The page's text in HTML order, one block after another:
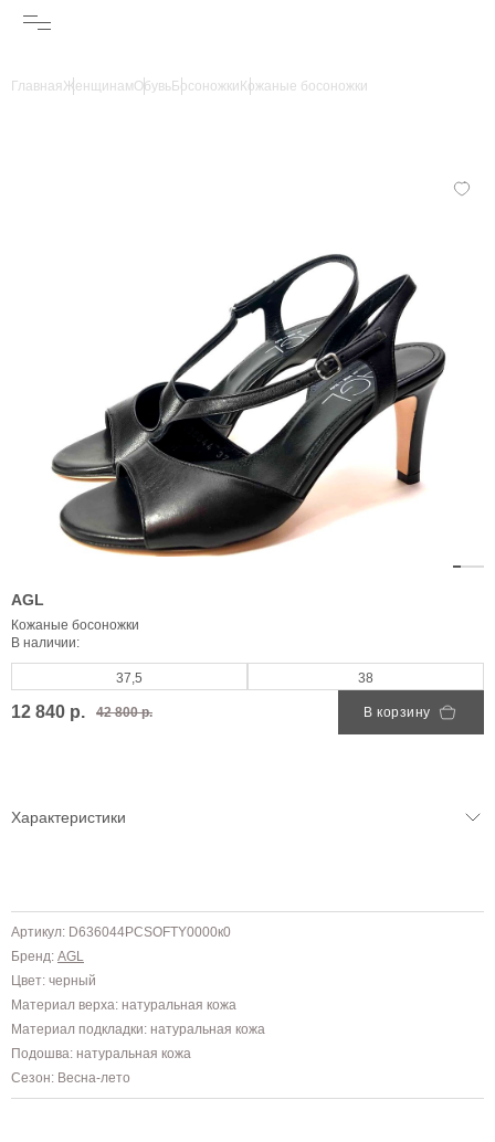
ГлавнаяЖенщинамОбувьБосоножки Кожаные босоножки
AGL
Кожаные босоножки
В наличии:
37,5 38
12 840 р. 42 800 р. В корзину
Характеристики
Артикул: D636044PCSOFTY0000к0
Бренд: AGL
Цвет: черный
Материал верха: натуральная кожа
Материал подкладки: натуральная кожа
Подошва: натуральная кожа
Сезон: Весна-лето